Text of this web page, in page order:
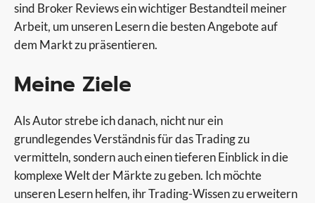
sind Broker Reviews ein wichtiger Bestandteil meiner
Arbeit, um unseren Lesern die besten Angebote auf
dem Markt zu präsentieren.
Meine Ziele
Als Autor strebe ich danach, nicht nur ein
grundlegendes Verständnis für das Trading zu
vermitteln, sondern auch einen tieferen Einblick in die
komplexe Welt der Märkte zu geben. Ich möchte
unseren Lesern helfen, ihr Trading-Wissen zu erweitern